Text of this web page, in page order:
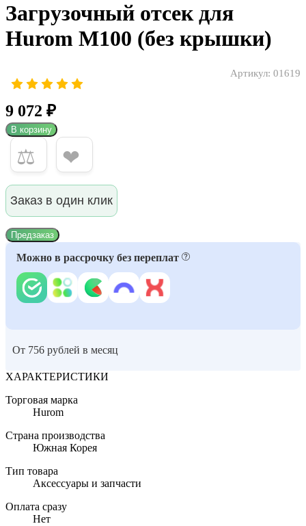
Загрузочный отсек для
Hurom M100 (без крышки)
Артикул: 01619
9 072 ₽
В корзину
⚖ ❤
Заказ в один клик
Предзаказ
Можно в рассрочку без переплат
От 756 рублей в месяц
ХАРАКТЕРИСТИКИ
Торговая марка
Hurom
Страна производства
Южная Корея
Тип товара
Аксессуары и запчасти
Оплата сразу
Нет